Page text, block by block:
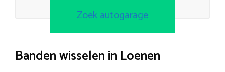
Zoek autogarage
Banden wisselen in Loenen